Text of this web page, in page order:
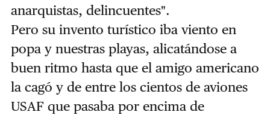
anarquistas, delincuentes".
Pero su invento turístico iba viento en
popa y nuestras playas, alicatándose a
buen ritmo hasta que el amigo americano
la cagó y de entre los cientos de aviones
USAF que pasaba por encima de